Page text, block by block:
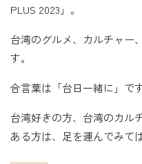
PLUS 2023」。
台湾のグルメ、カルチャー
す。
合言葉は「台日一緒に」で
台湾好きの方、台湾のカル
ある方は、足を運んでみて